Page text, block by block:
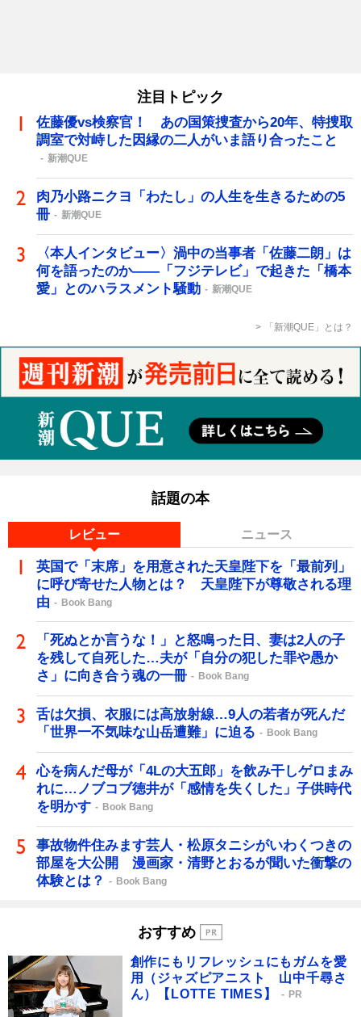
注目トピック
佐藤優vs検察官！ あの国策捜査から20年、特捜取
調室で対峙した因縁の二人がいま語り合ったこと
新潮QUE
肉乃小路ニクヨ「わたし」の人生を生きるための5
冊
新潮QUE
〈本人インタビュー〉渦中の当事者「佐藤二朗」は
何を語ったのか――「フジテレビ」で起きた「橋本
愛」とのハラスメント騒動
新潮QUE
「新潮QUE」とは？
話題の本
レビュー ニュース
英国で「末席」を用意された天皇陛下を「最前列」
に呼び寄せた人物とは？ 天皇陛下が尊敬される理
由
Book Bang
「死ぬとか言うな！」と怒鳴った日、妻は2人の子
を残して自死した…夫が「自分の犯した罪や愚か
さ」に向き合う魂の一冊
Book Bang
舌は欠損、衣服には高放射線…9人の若者が死んだ
「世界一不気味な山岳遭難」に迫る
Book Bang
心を病んだ母が「4Lの大五郎」を飲み干しゲロまみ
れに…ノブコブ徳井が「感情を失くした」子供時代
を明かす
Book Bang
事故物件住みます芸人・松原タニシがいわくつきの
部屋を大公開 漫画家・清野とおるが聞いた衝撃の
体験とは？
Book Bang
おすすめ
創作にもリフレッシュにもガムを愛
用（ジャズピアニスト 山中千尋さ
ん）【LOTTE TIMES】
PR